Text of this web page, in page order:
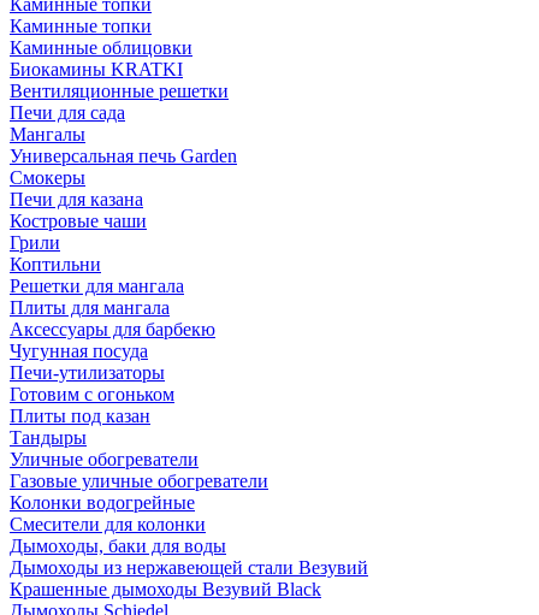
Каминные топки
Каминные топки
Каминные облицовки
Биокамины KRATKI
Вентиляционные решетки
Печи для сада
Мангалы
Универсальная печь Garden
Смокеры
Печи для казана
Костровые чаши
Грили
Коптильни
Решетки для мангала
Плиты для мангала
Аксессуары для барбекю
Чугунная посуда
Печи-утилизаторы
Готовим с огоньком
Плиты под казан
Тандыры
Уличные обогреватели
Газовые уличные обогреватели
Колонки водогрейные
Смесители для колонки
Дымоходы, баки для воды
Дымоходы из нержавеющей стали Везувий
Крашенные дымоходы Везувий Black
Дымоходы Schiedel